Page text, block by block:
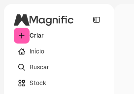
Criar
Início
Buscar
Stock